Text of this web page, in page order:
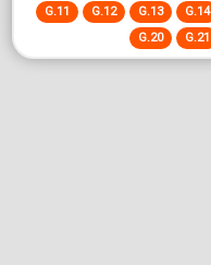
G.11
G.12 G.13 G.14
G.20
G.21